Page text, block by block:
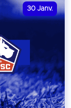
30 Janv.